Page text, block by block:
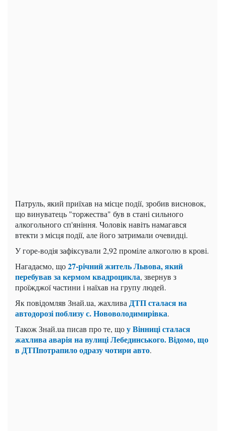
Патруль, який приїхав на місце події, зробив висновок,
що винуватець "торжества" був в стані сильного
алкогольного сп'яніння. Чоловік навіть намагався
втекти з місця події, але його затримали очевидці.
У горе-водія зафіксували 2,92 проміле алкоголю в крові.
Нагадаємо, що27-річний житель Львова, який
перебував за кермом квадроцикла, звернув з
проїжджої частини і наїхав на групу людей.
Як повідомляв Знай.ua, жахлива ДТП сталася на
автодорозі поблизу с. Нововолодимирівка.
Також Знай.ua писав про те, щоу Вінниці сталася
жахлива аварія на вулиці Лебединського. Відомо, що
в ДТПпотрапило одразу чотири авто.